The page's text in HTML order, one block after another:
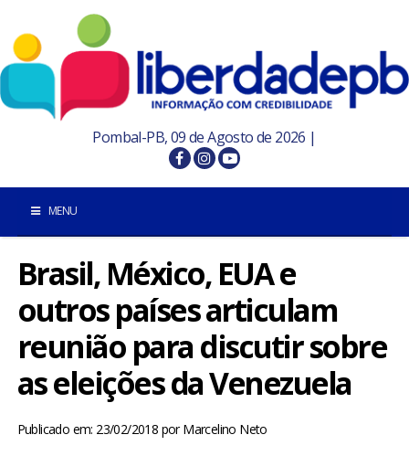
Pombal-PB, 09 de Agosto de 2026 |
MENU
INÍCIO
POMBAL E REGIÃO
Brasil, México, EUA e
outros países articulam
reunião para discutir sobre
as eleições da Venezuela
Publicado em: 23/02/2018 porMarcelino Neto